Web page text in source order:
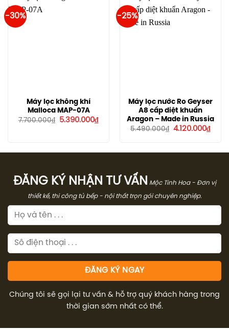
-30%
Máy lọc không khí
Malloca MAP-07A
7.700.000₫
Giá
5.390.000₫Giá
hiện
-25%
Máy lọc nước Ro Geyser
A8 cấp diệt khuẩn
Aragon – Made in Russia
5.490.000₫ Giá
4.120.000₫Giá
hiện
ĐĂNG KÝ NHẬN TƯ VẤN Mộc Tinh Hoa - Đơn vị
thiết kế, thi công tủ bếp - nội thất trọn gói chuyên nghiệp.
Chúng tôi sẽ gọi lại tư vấn & hỗ trợ quý khách hàng trong
thời gian sớm nhất có thể.